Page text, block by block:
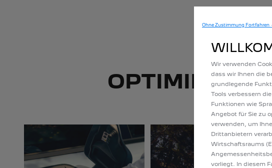
Ohne Zustimmung Fortfahren
Wir verwenden
dass wir Ihnen die
grundlegende
Tools verbessern
Funktionen wie
Angebot für Sie zu
verwenden, um
Drittanbietern
Wirtschaftsraums
vorliegt. In diesem